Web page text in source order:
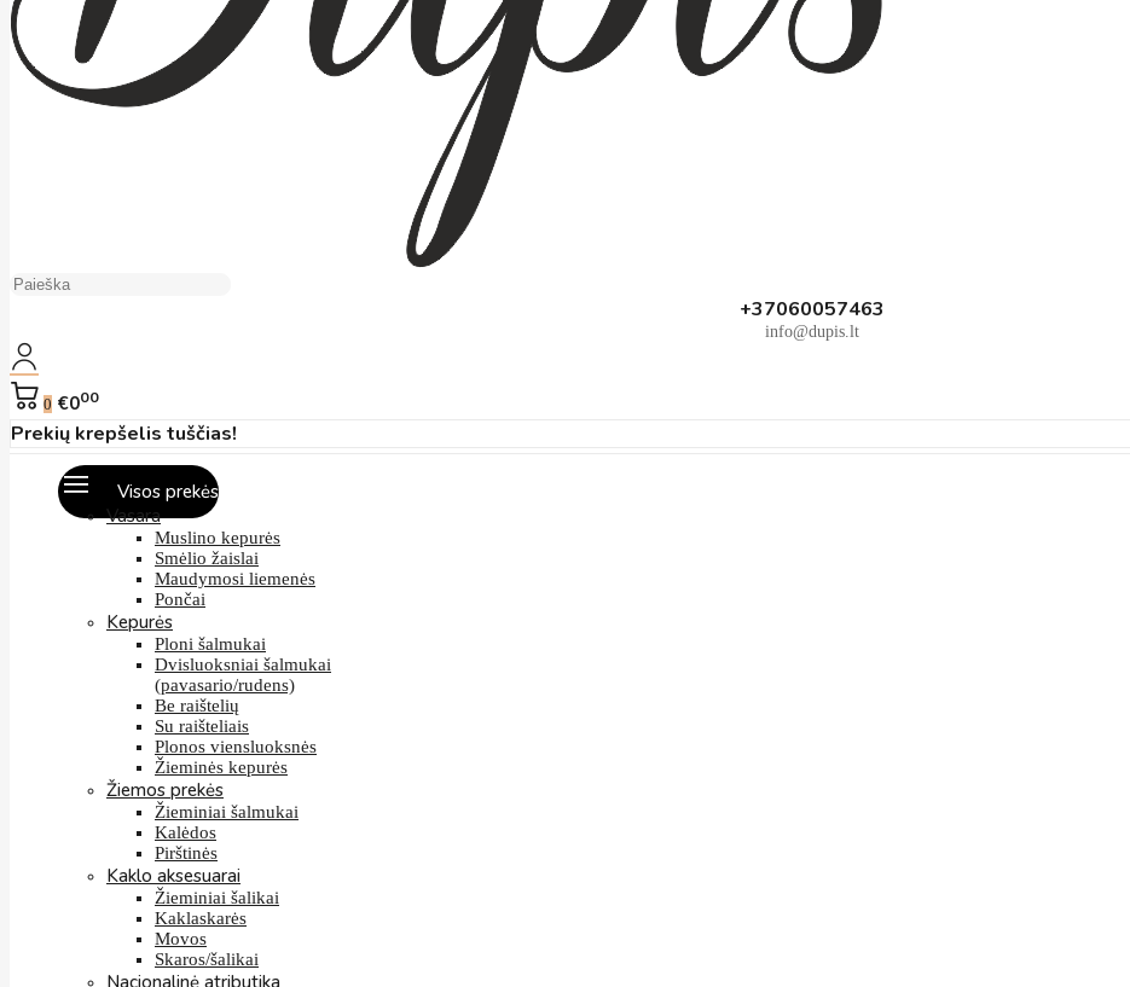
+37060057463
info@dupis.lt
0 €000
Prekių krepšelis tuščias!
Visos prekės
Vasara
Muslino kepurės
Smėlio žaislai
Maudymosi liemenės
Pončai
Kepurės
Ploni šalmukai
Dvisluoksniai šalmukai
(pavasario/rudens)
Be raištelių
Su raišteliais
Plonos viensluoksnės
Žieminės kepurės
Žiemos prekės
Žieminiai šalmukai
Kalėdos
Pirštinės
Kaklo aksesuarai
Žieminiai šalikai
Kaklaskarės
Movos
Skaros/šalikai
Nacionalinė atributika